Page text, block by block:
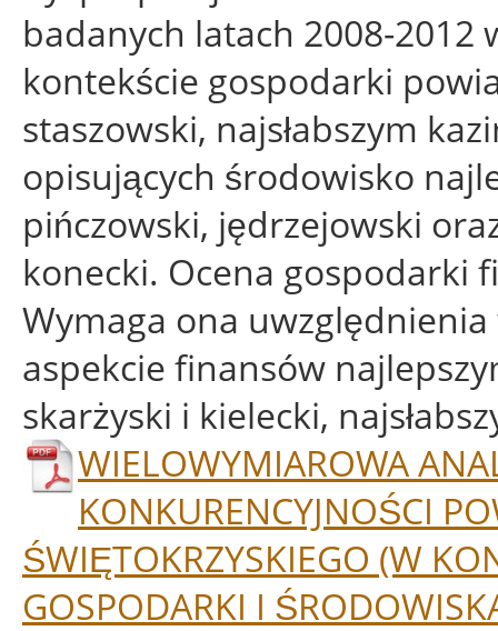
badanych latach 2008-2012
kontekście gospodarki
staszowski, najsłabszym
opisujących środowisko
pińczowski, jędrzejowski
konecki. Ocena gospodarki
Wymaga ona
aspekcie finansów
skarżyski i kielecki,
WIELOWYMIAROWA
KONKURENCYJNOŚCI
ŚWIĘTOKRZYSKIEGO (W
GOSPODARKI I